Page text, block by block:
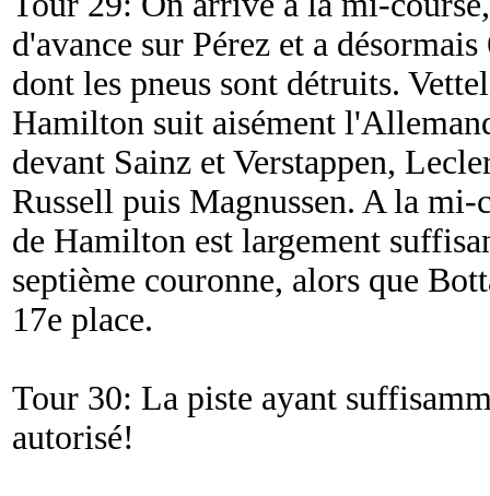
d'avance sur Pérez et a
dont les pneus sont détruits.
Hamilton suit aisément
devant Sainz et Verstappen,
Russell puis Magnussen. A la
de Hamilton est largement
septième couronne, alors que
17e place.
Tour 30: La piste ayant
autorisé!